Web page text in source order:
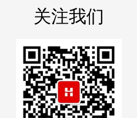
关注我们